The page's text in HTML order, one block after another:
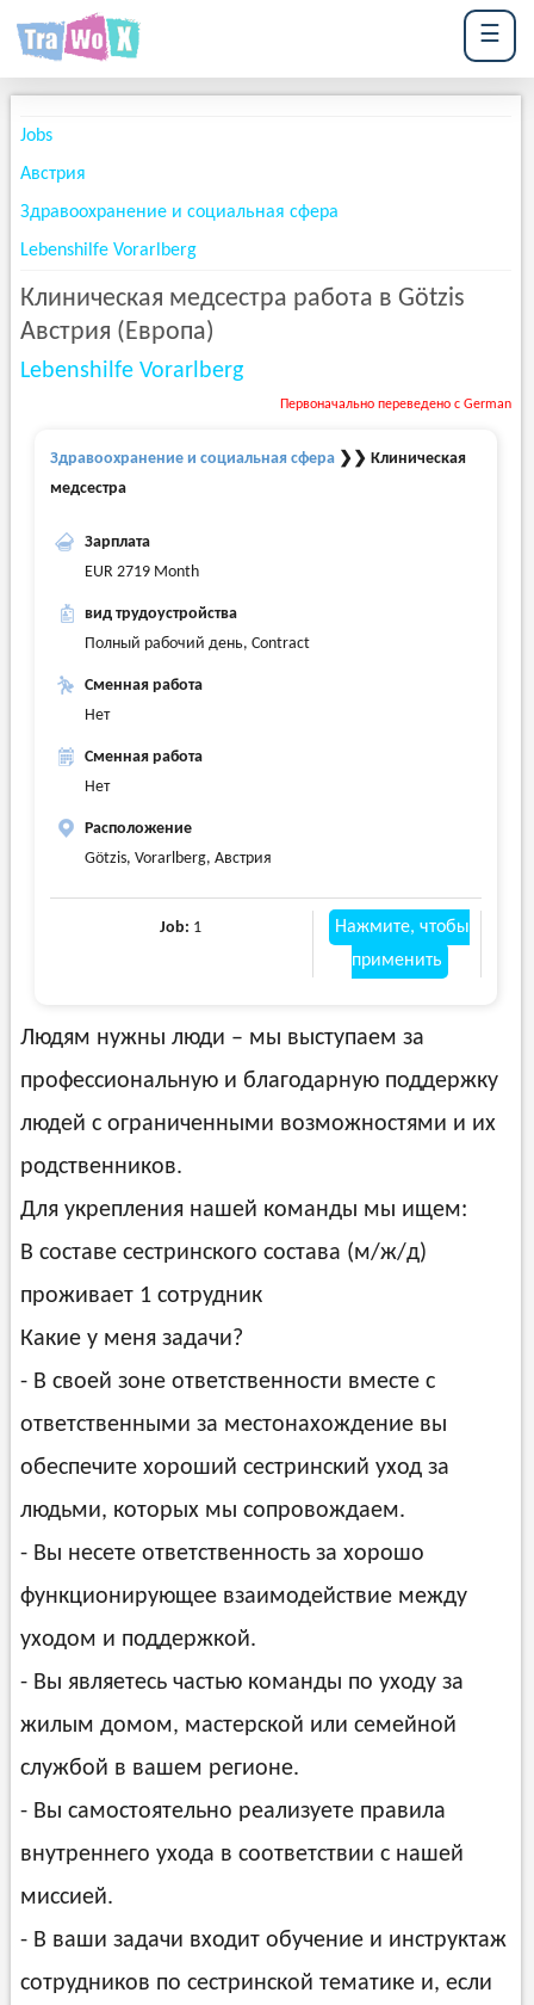
☰
Jobs
Австрия
Здравоохранение и социальная сфера
Lebenshilfe Vorarlberg
Клиническая медсестра работа в Götzis
Австрия (Европа)
Lebenshilfe Vorarlberg
Первоначально переведено с German
Здравоохранение и социальная сфера❯❯ Клиническая
медсестра
Зарплата
EUR 2719 Month
вид трудоустройства
Полный рабочий день, Contract
Сменная работа
Нет
Сменная работа
Нет
Расположение
Götzis, Vorarlberg, Австрия
Job: 1
Нажмите, чтобы
применить
Людям нужны люди – мы выступаем за
профессиональную и благодарную поддержку
людей с ограниченными возможностями и их
родственников.
Для укрепления нашей команды мы ищем:
В составе сестринского состава (м/ж/д)
проживает 1 сотрудник
Какие у меня задачи?
- В своей зоне ответственности вместе с
ответственными за местонахождение вы
обеспечите хороший сестринский уход за
людьми, которых мы сопровождаем.
- Вы несете ответственность за хорошо
функционирующее взаимодействие между
уходом и поддержкой.
- Вы являетесь частью команды по уходу за
жилым домом, мастерской или семейной
службой в вашем регионе.
- Вы самостоятельно реализуете правила
внутреннего ухода в соответствии с нашей
миссией.
- В ваши задачи входит обучение и инструктаж
сотрудников по сестринской тематике и, если